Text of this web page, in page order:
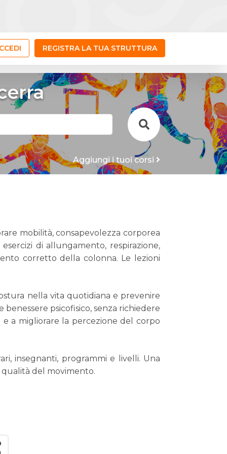
REGISTRA LA TUA STRUTTURA
Aggiungi i tuoi corsi
mobilità, consapevolezza corporea
di allungamento, respirazione,
corretto della colonna. Le lezioni
nella vita quotidiana e prevenire
psicofisico, senza richiedere
a migliorare la percezione del corpo
insegnanti, programmi e livelli. Una
qualità del movimento.